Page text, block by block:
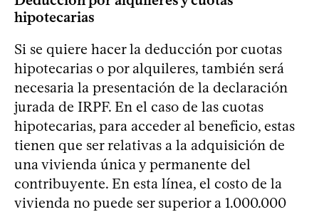
hipotecarias
Si se quiere hacer la deducción por cuotas
hipotecarias o por alquileres, también será
necesaria la presentación de la declaración
jurada de IRPF. En el caso de las cuotas
hipotecarias, para acceder al beneficio, estas
tienen que ser relativas a la adquisición de
una vivienda única y permanente del
contribuyente. En esta línea, el costo de la
vivienda no puede ser superior a 1.000.000